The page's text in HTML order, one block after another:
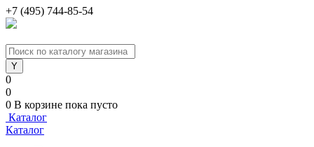
+7 (495) 744-85-54
0
0
0 В корзине пока пусто
Каталог
Каталог